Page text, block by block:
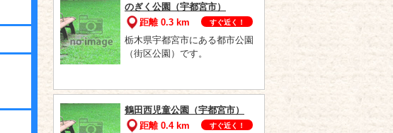
のぎく公園（宇都宮市）
距離 0.3 km
すぐ近く！
栃木県宇都宮市にある都市公園
（街区公園）です。
鶴田西児童公園（宇都宮市）
距離 0.4 km
すぐ近く！